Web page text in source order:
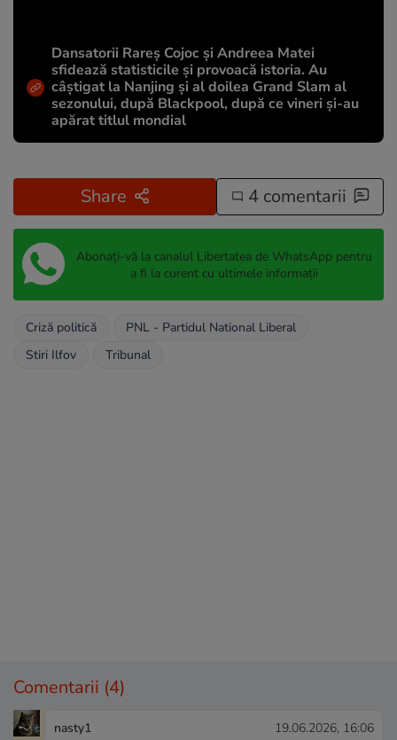
Dansatorii Rareș Cojoc și Andreea Matei
sfidează statisticile și provoacă istoria. Au
câștigat la Nanjing și al doilea Grand Slam al
sezonului, după Blackpool, după ce vineri și-au
apărat titlul mondial
Share 4 comentarii
Abonați-vă la canalul Libertatea de WhatsApp pentru
a fi la curent cu ultimele informații
Criză politică
PNL - Partidul National Liberal
Stiri Ilfov
Tribunal
Comentarii (4)
nasty1 19.06.2026, 16:06